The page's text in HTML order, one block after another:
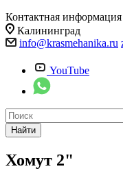
Контактная информация
Калининград
info@krasmehanika.ru
YouTube
Найти
Хомут 2"